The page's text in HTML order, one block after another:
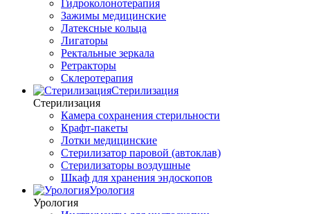
Гидроколонотерапия
Зажимы медицинские
Латексные кольца
Лигаторы
Ректальные зеркала
Ретракторы
Склеротерапия
Стерилизация
Стерилизация
Камера сохранения стерильности
Крафт-пакеты
Лотки медицинские
Стерилизатор паровой (автоклав)
Стерилизаторы воздушные
Шкаф для хранения эндоскопов
Урология
Урология